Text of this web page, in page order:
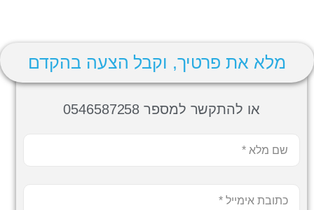
מלא את פרטיך, וקבל הצעה בהקדם
או להתקשר למספר 0546587258